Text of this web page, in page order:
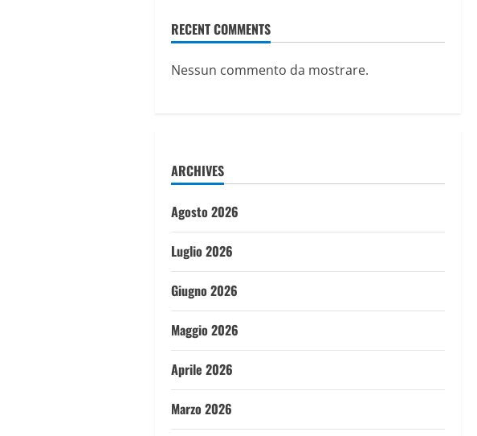
RECENT COMMENTS
Nessun commento da mostrare.
ARCHIVES
Agosto 2026
Luglio 2026
Giugno 2026
Maggio 2026
Aprile 2026
Marzo 2026